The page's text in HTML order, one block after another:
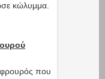
κώλυμμα.
φρουρός που